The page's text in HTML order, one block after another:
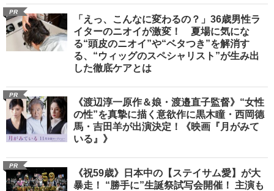
PR
「えっ、こんなに変わるの？」36歳男性ラ
イターのニオイが激変！ 夏場に気にな
る“頭皮のニオイ”や“ベタつき”を解消す
る、“ウィッグのスペシャリスト”が生み出
した徹底ケアとは
PR
《渡辺淳一原作＆娘・渡邉直子監督》“女性
の性”を真摯に描く意欲作に黒木瞳・西岡德
馬・吉田羊が出演決定！《映画『月がみて
いる』》
PR
《祝59歳》日本中の【ステイサム愛】が大
暴走！ “勝手に”生誕祭試写会開催！ 主演も